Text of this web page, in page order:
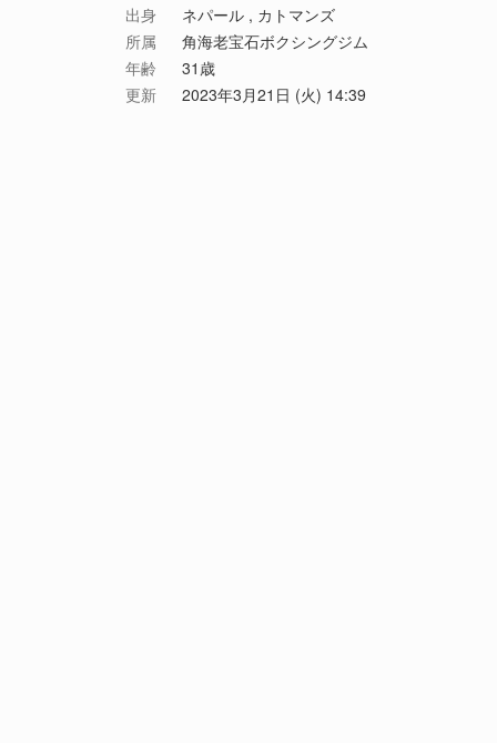
出身
ネパール , カトマンズ
所属
角海老宝石ボクシングジム
年齢
31歳
更新
2023年3月21日 (火) 14:39